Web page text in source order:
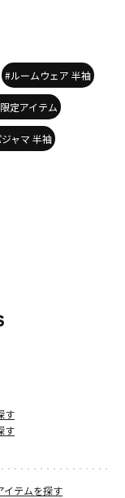
#ルームウェア 半袖
定アイテム
ャマ 半袖
す
す
イテムを探す